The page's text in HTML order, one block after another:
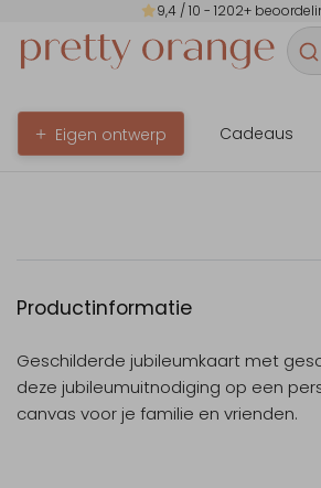
9,4/ 10 - 1202+
Eigen ontwerp Cadeaus
Productinformatie
Geschilderde jubileumkaart met
deze jubileumuitnodiging op een
canvas voor je familie en vrienden.